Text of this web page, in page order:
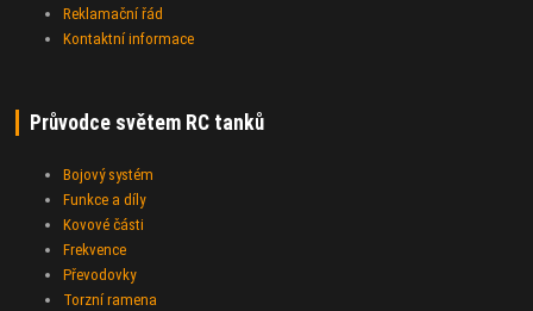
Reklamační řád
Kontaktní informace
Průvodce světem RC tanků
Bojový systém
Funkce a díly
Kovové části
Frekvence
Převodovky
Torzní ramena